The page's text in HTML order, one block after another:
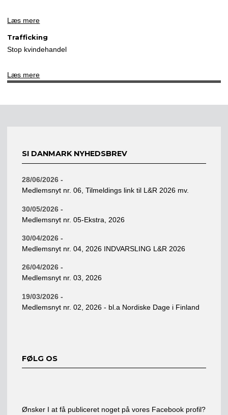
Læs mere
Trafficking
Stop kvindehandel
Læs mere
SI DANMARK NYHEDSBREV
28/06/2026 -
Medlemsnyt nr. 06, Tilmeldings link til L&R 2026 mv.
30/05/2026 -
Medlemsnyt nr. 05-Ekstra, 2026
30/04/2026 -
Medlemsnyt nr. 04, 2026 INDVARSLING L&R 2026
26/04/2026 -
Medlemsnyt nr. 03, 2026
19/03/2026 -
Medlemsnyt nr. 02, 2026 - bl.a Nordiske Dage i Finland
FØLG OS
Ønsker I at få publiceret noget på vores Facebook profil?